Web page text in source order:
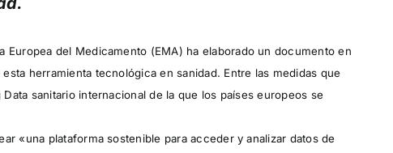
Europea del Medicamento (EMA) ha elaborado un documento en
esta herramienta tecnológica en sanidad. Entre las medidas que
sanitario internacional de la que los países europeos se
«una plataforma sostenible para acceder y analizar datos de